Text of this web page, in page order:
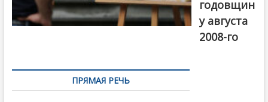
годовщин
у августа
2008-го
ПРЯМАЯ РЕЧЬ